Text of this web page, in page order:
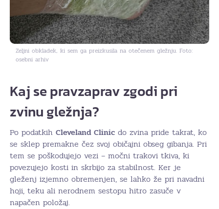
Zeljni obkladek, ki sem ga preizkusila na otečenem gležnju. Foto:
osebni arhiv
Kaj se pravzaprav zgodi pri
zvinu gležnja?
Po podatkih Cleveland Clinic do zvina pride takrat, ko
se sklep premakne čez svoj običajni obseg gibanja. Pri
tem se poškodujejo vezi – močni trakovi tkiva, ki
povezujejo kosti in skrbijo za stabilnost. Ker je
gleženj izjemno obremenjen, se lahko že pri navadni
hoji, teku ali nerodnem sestopu hitro zasuče v
napačen položaj.